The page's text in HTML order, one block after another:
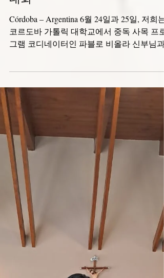
중독 사목에 관한 제1회 대교구
대회
Córdoba – Argentina 6월 24일과 25일, 저희는
코르도바 가톨릭 대학교에서 중독 사목 프로
그램 코디네이터인 파블로 비올라 신부님과
그의 팀이 주최한 "제1회 중독 사목에 관한
교구 회의"에 참석했습니다. 400여 명이...